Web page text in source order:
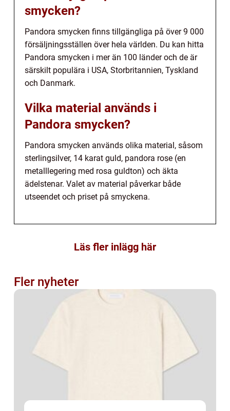
smycken?
Pandora smycken finns tillgängliga på över 9 000
försäljningsställen över hela världen. Du kan hitta
Pandora smycken i mer än 100 länder och de är
särskilt populära i USA, Storbritannien, Tyskland
och Danmark.
Vilka material används i
Pandora smycken?
Pandora smycken används olika material, såsom
sterlingsilver, 14 karat guld, pandora rose (en
metalllegering med rosa guldton) och äkta
ädelstenar. Valet av material påverkar både
utseendet och priset på smyckena.
Läs fler inlägg här
Fler nyheter